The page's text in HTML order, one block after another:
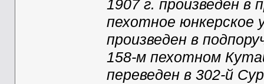
1907 г. произведен в
пехотное юнкерское
произведен в
158-м пехотном
переведен в 302-й